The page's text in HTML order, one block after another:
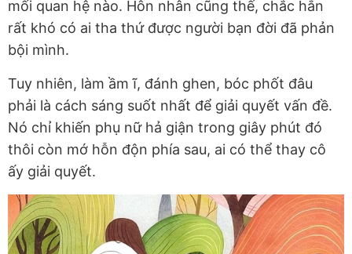
mối quan hệ nào. Hôn nhân cũng thế, chắc hẳn
rất khó có ai tha thứ được người bạn đời đã phản
bội mình.
Tuy nhiên, làm ầm ĩ, đánh ghen, bóc phốt đâu
phải là cách sáng suốt nhất để giải quyết vấn đề.
Nó chỉ khiến phụ nữ hả giận trong giây phút đó
thôi còn mớ hỗn độn phía sau, ai có thể thay cô
ấy giải quyết.